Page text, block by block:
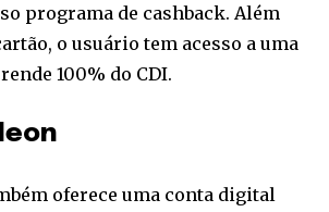
programa de cashback. Além
o usuário tem acesso a uma
100% do CDI.
oferece uma conta digital